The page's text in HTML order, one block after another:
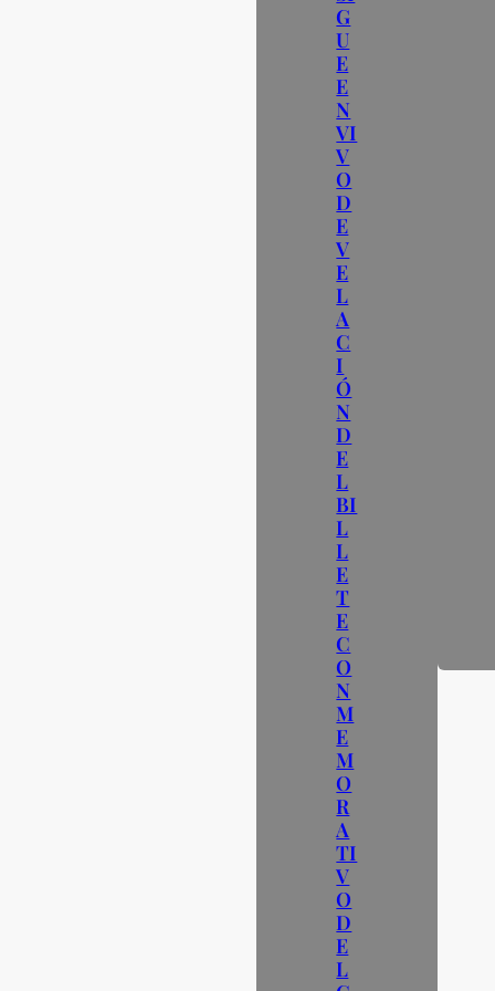
G
U
E
E
N
VI
V
O
D
E
V
E
L
A
C
I
Ó
N
D
E
L
BI
L
L
E
T
E
C
O
N
M
E
M
O
R
A
TI
V
O
D
E
L